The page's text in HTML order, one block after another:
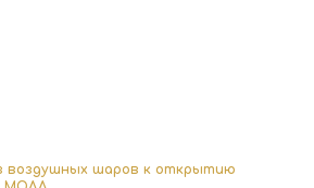
воздушных шаров к открытию